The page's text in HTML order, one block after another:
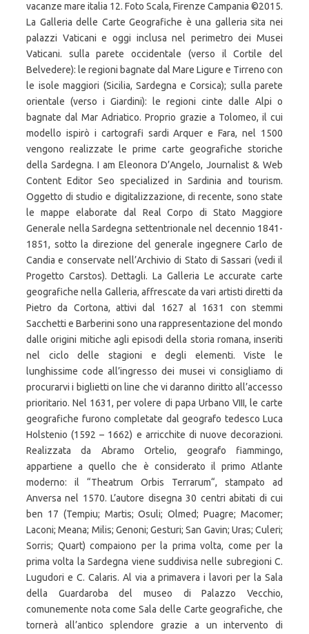
vacanze mare italia 12. Foto Scala, Firenze Campania ©2015.
La Galleria delle Carte Geografiche è una galleria sita nei
palazzi Vaticani e oggi inclusa nel perimetro dei Musei
Vaticani. sulla parete occidentale (verso il Cortile del
Belvedere): le regioni bagnate dal Mare Ligure e Tirreno con
le isole maggiori (Sicilia, Sardegna e Corsica); sulla parete
orientale (verso i Giardini): le regioni cinte dalle Alpi o
bagnate dal Mar Adriatico. Proprio grazie a Tolomeo, il cui
modello ispirò i cartografi sardi Arquer e Fara, nel 1500
vengono realizzate le prime carte geografiche storiche
della Sardegna. I am Eleonora D’Angelo, Journalist & Web
Content Editor Seo specialized in Sardinia and tourism.
Oggetto di studio e digitalizzazione, di recente, sono state
le mappe elaborate dal Real Corpo di Stato Maggiore
Generale nella Sardegna settentrionale nel decennio 1841-
1851, sotto la direzione del generale ingegnere Carlo de
Candia e conservate nell’Archivio di Stato di Sassari (vedi il
Progetto Carstos). Dettagli. La Galleria Le accurate carte
geografiche nella Galleria, affrescate da vari artisti diretti da
Pietro da Cortona, attivi dal 1627 al 1631 con stemmi
Sacchetti e Barberini sono una rappresentazione del mondo
dalle origini mitiche agli episodi della storia romana, inseriti
nel ciclo delle stagioni e degli elementi. Viste le
lunghissime code all’ingresso dei musei vi consigliamo di
procurarvi i biglietti on line che vi daranno diritto all’accesso
prioritario. Nel 1631, per volere di papa Urbano VIII, le carte
geografiche furono completate dal geografo tedesco Luca
Holstenio (1592 – 1662) e arricchite di nuove decorazioni.
Realizzata da Abramo Ortelio, geografo fiammingo,
appartiene a quello che è considerato il primo Atlante
moderno: il “Theatrum Orbis Terrarum“, stampato ad
Anversa nel 1570. L’autore disegna 30 centri abitati di cui
ben 17 (Tempiu; Martis; Osuli; Olmed; Puagre; Macomer;
Laconi; Meana; Milis; Genoni; Gesturi; San Gavin; Uras; Culeri;
Sorris; Quart) compaiono per la prima volta, come per la
prima volta la Sardegna viene suddivisa nelle subregioni C.
Lugudori e C. Calaris. Al via a primavera i lavori per la Sala
della Guardaroba del museo di Palazzo Vecchio,
comunemente nota come Sala delle Carte geografiche, che
tornerà all’antico splendore grazie a un intervento di